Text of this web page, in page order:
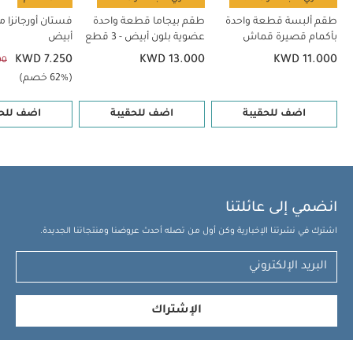
طقم ألبسة قطعة واحدة
بأكمام قصيرة قماش
عضوي بلون أبيض - 5 قطع
KWD 11.000
اضف للحقيبة
طقم بيجاما قطعة واحدة
عضوية بلون أبيض - 3 قطع
KWD 13.000
اضف للحقيبة
فستان أورجانزا
أبيض
KWD 7.250
(62% خصم)
اضف
انضمي إلى عائلتنا
اشترك في نشرتنا الإخبارية وكن أول من تصله أحدث عروضنا ومنتجاتنا الجديدة.
الإشتراك